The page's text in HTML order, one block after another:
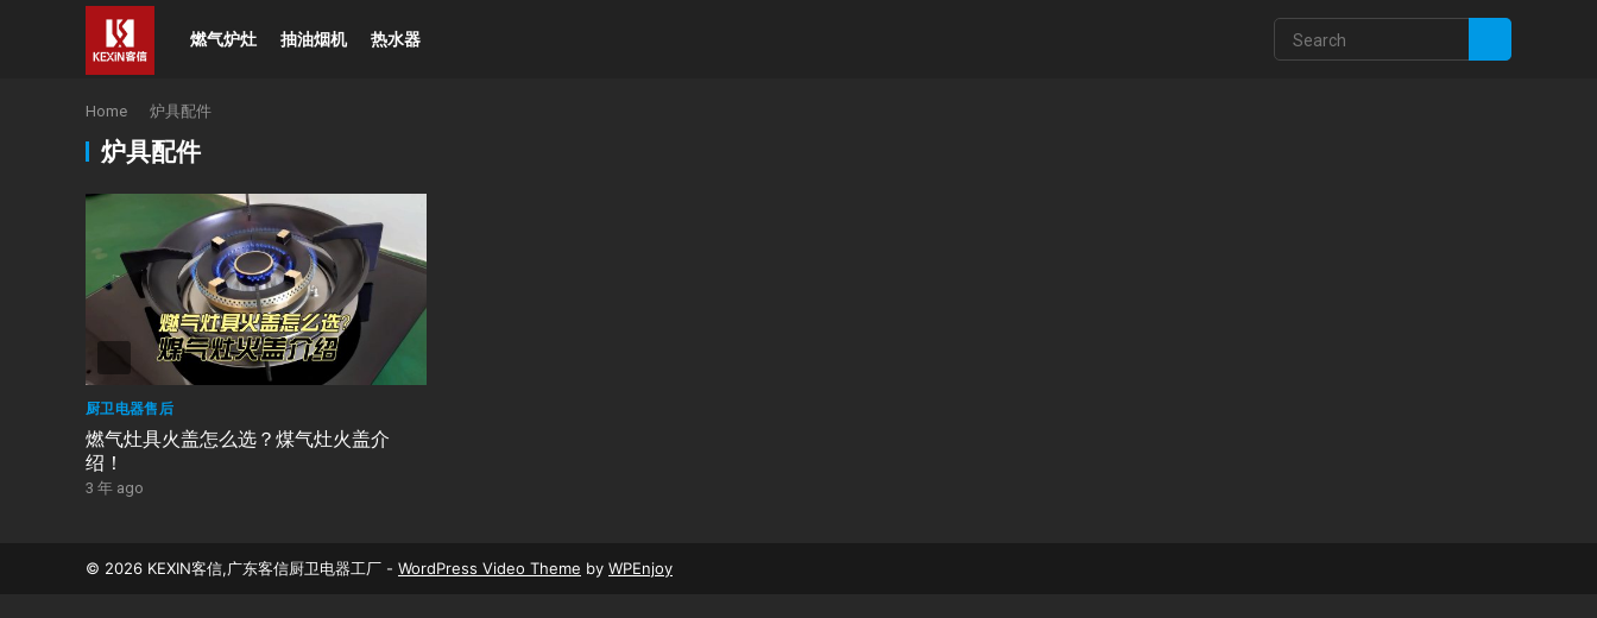
燃气炉灶 抽油烟机 热水器
Home 炉具配件
炉具配件
厨卫电器售后
燃气灶具火盖怎么选？煤气灶火盖介
绍！
3 年 ago
© 2026 KEXIN客信,广东客信厨卫电器工厂 - WordPress Video Theme by WPEnjoy